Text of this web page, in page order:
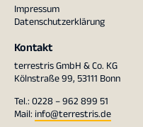
Impressum
Datenschutzerklärung
Kontakt
terrestris GmbH & Co. KG
Kölnstraße 99, 53111 Bonn
Tel.: 0228 – 962 899 51
Mail: info@terrestris.de